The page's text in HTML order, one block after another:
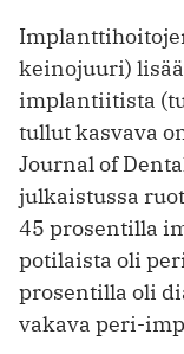
keinojuuri)
implantiitista
tullut kasvava
Journal of
julkaistussa
45 prosentilla
potilaista oli
prosentilla oli
vakava peri-